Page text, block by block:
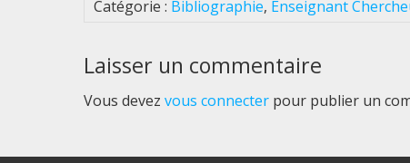
Catégorie : Bibliographie, Enseignant
Laisser un commentaire
Vous devez vous connecter pour publier un